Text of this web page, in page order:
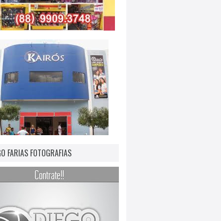
FARIAS FOTOGRAFIAS